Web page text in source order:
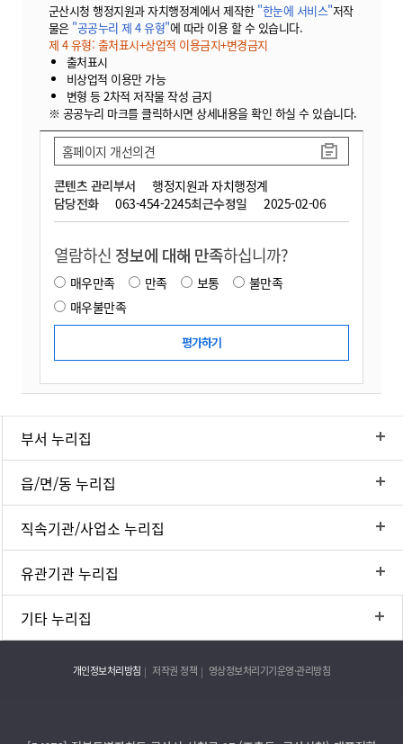
군산시청 행정지원과 자치행정계에서 제작한 "한눈에 서비스"저작
물은 "공공누리 제 4 유형"에 따라 이용 할 수 있습니다.
제 4 유형: 출처표시+상업적 이용금지+변경금지
출처표시
비상업적 이용만 가능
변형 등 2차적 저작물 작성 금지
※ 공공누리 마크를 클릭하시면 상세내용을 확인 하실 수 있습니다.
콘텐츠 관리부서
행정지원과 자치행정계
담당전화
063-454-2245최근수정일 2025-02-06
홈페이지 개선의견
열람하신 정보에 대해 만족하십니까?
매우만족 만족 보통
불만족
매우불만족
부서 누리집
읍/면/동 누리집
직속기관/사업소 누리집
유관기관 누리집
기타 누리집
개인정보처리방침 저작권 정책 영상정보처리기기운영·관리방침